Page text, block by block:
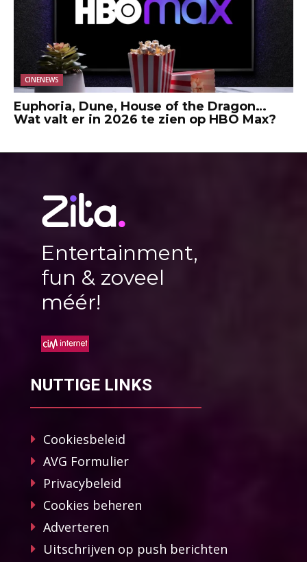
CINENEWS
Euphoria, Dune, House of the Dragon…
Wat valt er in 2026 te zien op HBO Max?
Entertainment,
fun & zoveel
méér!
NUTTIGE LINKS
Cookiesbeleid
AVG Formulier
Privacybeleid
Cookies beheren
Adverteren
Uitschrijven op push berichten